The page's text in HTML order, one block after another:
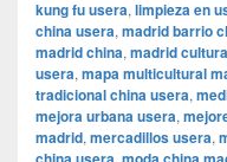
kung fu usera, limpieza en
china usera, madrid barrio
madrid china, madrid
usera, mapa multicultural
tradicional china usera,
mejora urbana usera,
madrid, mercadillos usera,